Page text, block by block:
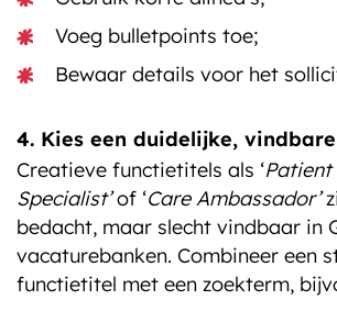
Voeg bulletpoints toe;
Bewaar details voor het
4. Kies een duidelijke,
Creatieve functietitels als ‘Patient
Specialist’of ‘Care Ambassador’
bedacht, maar slecht vindbaar in
vacaturebanken. Combineer een
functietitel met een zoekterm,